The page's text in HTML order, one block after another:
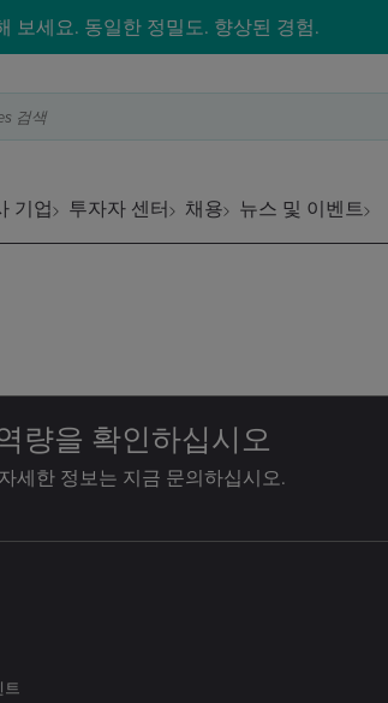
보세요. 동일한 정밀도. 향상된 경험.
검색
기업 투자자 센터 채용 뉴스 및 이벤트
량을 확인하십시오
세한 정보는 지금 문의하십시오.
트